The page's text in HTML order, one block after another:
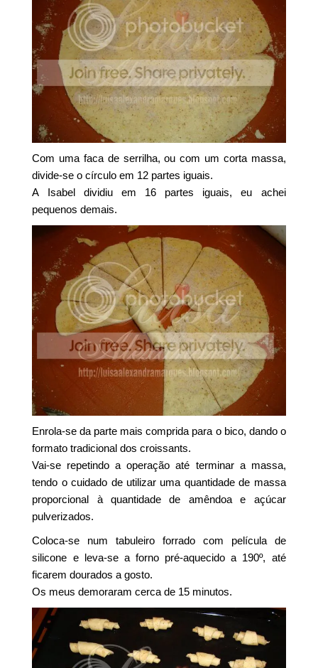
Com uma faca de serrilha, ou com um corta massa,
divide-se o círculo em 12 partes iguais.
A Isabel dividiu em 16 partes iguais, eu achei
pequenos demais.
Enrola-se da parte mais comprida para o bico, dando o
formato tradicional dos croissants.
Vai-se repetindo a operação até terminar a massa,
tendo o cuidado de utilizar uma quantidade de massa
proporcional à quantidade de amêndoa e açúcar
pulverizados.
Coloca-se num tabuleiro forrado com película de
silicone e leva-se a forno pré-aquecido a 190º, até
ficarem dourados a gosto.
Os meus demoraram cerca de 15 minutos.